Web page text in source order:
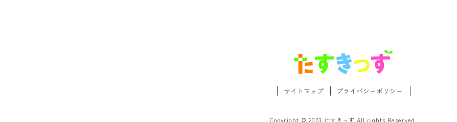
サイトマップ プライバシーポリシー
Copyright © 2023 たすきっず All rights Reserved.